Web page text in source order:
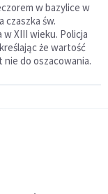
w bazylice w
czaszka św.
w XIII wieku. Policja
że wartość
do oszacowania.